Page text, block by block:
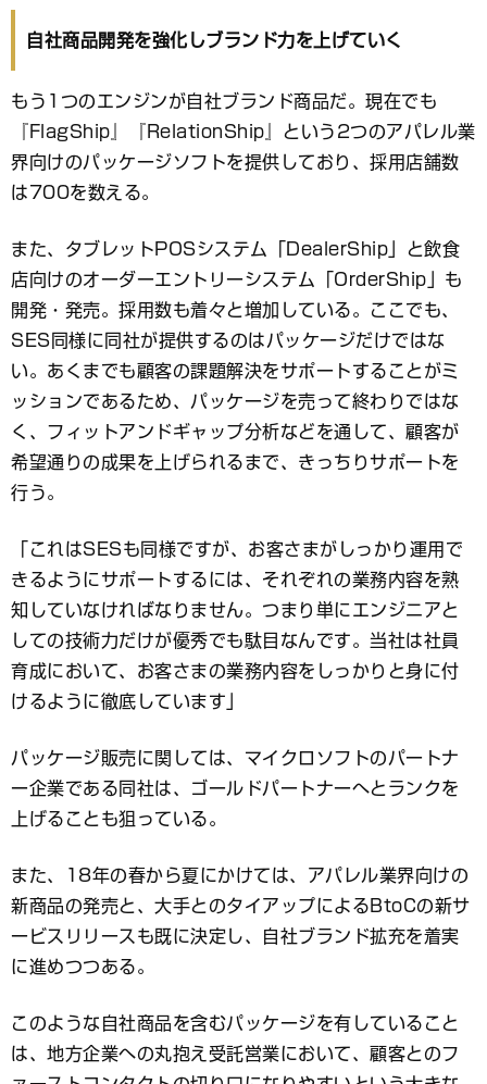
自社商品開発を強化しブランド力を上げていく
もう1つのエンジンが自社ブランド商品だ。現在でも
『FlagShip』『RelationShip』という2つのアパレル業
界向けのパッケージソフトを提供しており、採用店舗数
は700を数える。
また、タブレットPOSシステム「DealerShip」と飲食
店向けのオーダーエントリーシステム「OrderShip」も
開発・発売。採用数も着々と増加している。ここでも、
SES同様に同社が提供するのはパッケージだけではな
い。あくまでも顧客の課題解決をサポートすることがミ
ッションであるため、パッケージを売って終わりではな
く、フィットアンドギャップ分析などを通して、顧客が
希望通りの成果を上げられるまで、きっちりサポートを
行う。
「これはSESも同様ですが、お客さまがしっかり運用で
きるようにサポートするには、それぞれの業務内容を熟
知していなければなりません。つまり単にエンジニアと
しての技術力だけが優秀でも駄目なんです。当社は社員
育成において、お客さまの業務内容をしっかりと身に付
けるように徹底しています」
パッケージ販売に関しては、マイクロソフトのパートナ
ー企業である同社は、ゴールドパートナーへとランクを
上げることも狙っている。
また、18年の春から夏にかけては、アパレル業界向けの
新商品の発売と、大手とのタイアップによるBtoCの新サ
ービスリリースも既に決定し、自社ブランド拡充を着実
に進めつつある。
このような自社商品を含むパッケージを有していること
は、地方企業への丸抱え受託営業において、顧客とのフ